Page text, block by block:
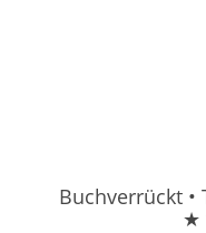
Buchverrückt •
★